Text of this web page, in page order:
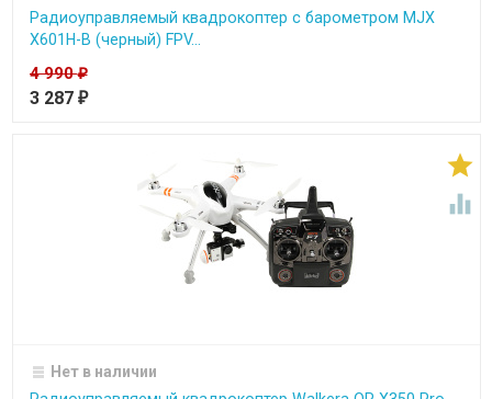
Радиоуправляемый квадрокоптер с барометром MJX
X601H-B (черный) FPV...
4 990₽
3 287 ₽


Нет в наличии